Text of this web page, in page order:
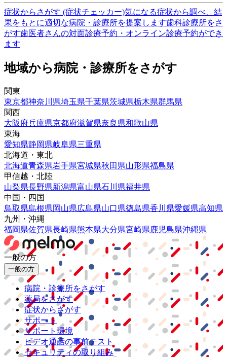
症状からさがす (症状チェッカー)気になる症状から調べ、結
果をもとに適切な病院・診療所を提案します歯科診療所をさ
がす歯医者さんの対面診療予約・オンライン診療予約ができ
ます
地域から病院・診療所をさがす
関東
東京都神奈川県埼玉県千葉県茨城県栃木県群馬県
関西
大阪府兵庫県京都府滋賀県奈良県和歌山県
東海
愛知県静岡県岐阜県三重県
北海道・東北
北海道青森県岩手県宮城県秋田県山形県福島県
甲信越・北陸
山梨県長野県新潟県富山県石川県福井県
中国・四国
鳥取県島根県岡山県広島県山口県徳島県香川県愛媛県高知県
九州・沖縄
福岡県佐賀県長崎県熊本県大分県宮崎県鹿児島県沖縄県
一般の方
一般の方
病院・診療所をさがす
薬局をさがす
症状からさがす
サポート
サポート環境
ビデオ通話の事前テスト
セキュリティの取り組み